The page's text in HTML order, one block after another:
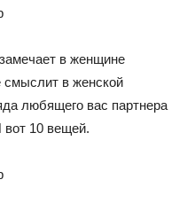
в женщине
смыслит в женской
любящего вас партнера
вот 10 вещей.